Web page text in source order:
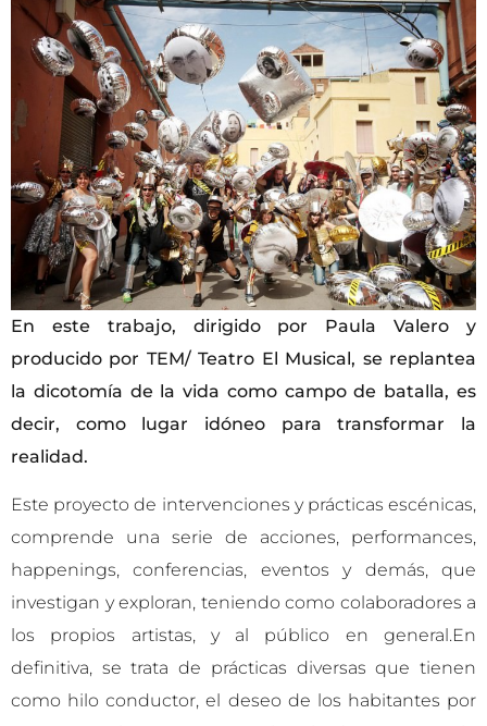
En este trabajo, dirigido por Paula Valero y
producido por TEM/ Teatro El Musical, se replantea
la dicotomía de la vida como campo de batalla, es
decir, como lugar idóneo para transformar la
realidad.
Este proyecto de intervenciones y prácticas escénicas,
comprende una serie de acciones, performances,
happenings, conferencias, eventos y demás, que
investigan y exploran, teniendo como colaboradores a
los propios artistas, y al público en general.En
definitiva, se trata de prácticas diversas que tienen
como hilo conductor, el deseo de los habitantes por